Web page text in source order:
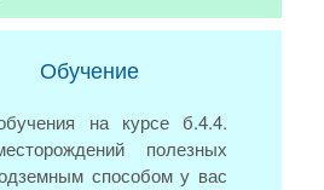
Обучение
на курсе б.4.4.
полезных
способом у вас